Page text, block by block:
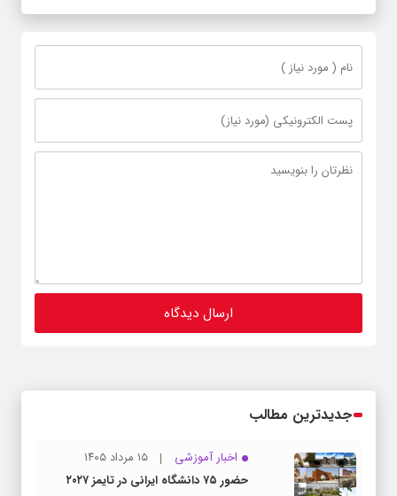
جدیدترین مطالب
اخبار آموزشی
۱۵ مرداد ۱۴۰۵
حضور ۷۵ دانشگاه ایرانی در تایمز ۲۰۲۷